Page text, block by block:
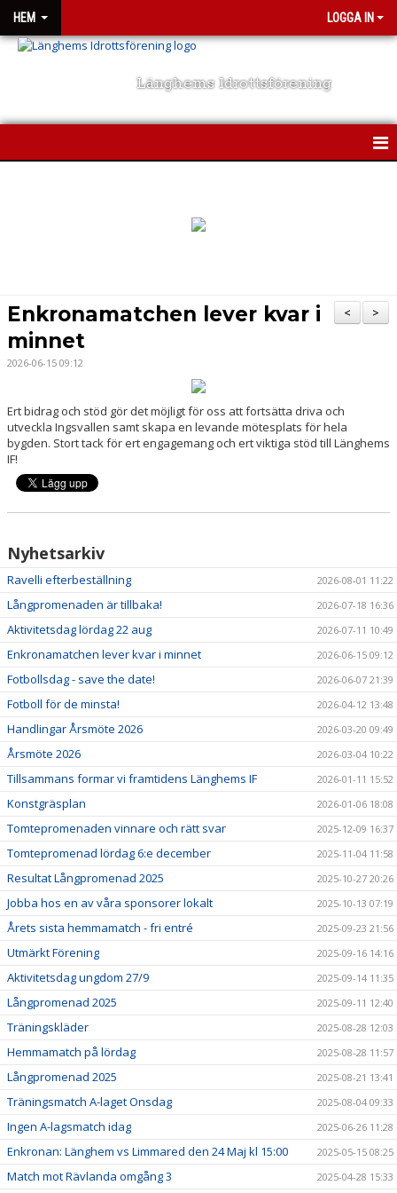
HEM LOGGA IN
Länghems Idrottsförening
KONTAKT
KALENDER
MATCHSCHEMA
DOKUMENT
BILDGALLERI
>
<
Enkronamatchen lever kvar i
minnet
2026-06-15 09:12
Ert bidrag och stöd gör det möjligt för oss att fortsätta driva och
utveckla Ingsvallen samt skapa en levande mötesplats för hela
bygden. Stort tack för ert engagemang och ert viktiga stöd till Länghems
IF!
Nyhetsarkiv
Ravelli efterbeställning 2026-08-01 11:22
Långpromenaden är tillbaka! 2026-07-18 16:36
Aktivitetsdag lördag 22 aug 2026-07-11 10:49
Enkronamatchen lever kvar i minnet 2026-06-15 09:12
Fotbollsdag - save the date! 2026-06-07 21:39
Fotboll för de minsta! 2026-04-12 13:48
Handlingar Årsmöte 2026 2026-03-20 09:49
Årsmöte 2026 2026-03-04 10:22
Tillsammans formar vi framtidens Länghems IF 2026-01-11 15:52
Konstgräsplan 2026-01-06 18:08
Tomtepromenaden vinnare och rätt svar 2025-12-09 16:37
Tomtepromenad lördag 6:e december 2025-11-04 11:58
Resultat Långpromenad 2025 2025-10-27 20:26
Jobba hos en av våra sponsorer lokalt 2025-10-13 07:19
Årets sista hemmamatch - fri entré 2025-09-23 21:56
Utmärkt Förening 2025-09-16 14:16
Aktivitetsdag ungdom 27/9 2025-09-14 11:35
Långpromenad 2025 2025-09-11 12:40
Träningskläder 2025-08-28 12:03
Hemmamatch på lördag 2025-08-28 11:57
Långpromenad 2025 2025-08-21 13:41
Träningsmatch A-laget Onsdag 2025-08-04 09:33
Ingen A-lagsmatch idag 2025-06-26 11:28
Enkronan: Länghem vs Limmared den 24 Maj kl 15:00 2025-05-15 08:25
Match mot Rävlanda omgång 3 2025-04-28 15:33